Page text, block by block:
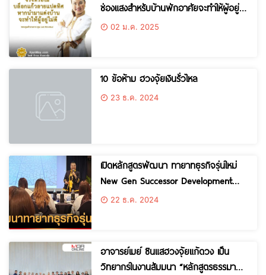
ช่องแสงสำหรับบ้านพักอาศัยจะทำให้ผู้อยู่ไม่
ดี 02 ม.ค. 2025
10 ข้อห้าม ฮวงจุ้ยเงินรั่วไหล
23 ธ.ค. 2024
เปิดหลักสูตรพัฒนา ทายาทธุรกิจรุ่นใหม่
New Gen Successor Development
Program ให้แก่กลุ่มตัวแทนจำหน่ายสินค้า
22 ธ.ค. 2024
อาจารย์เมย์ ซินแสฮวงจุ้ยแก้ดวง เป็น
วิทยากรในงานสัมมนา “หลักสูตรธรรมาภิ